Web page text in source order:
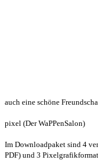
auch eine schöne
pixel (Der WaPPenSalon)
Im Downloadpaket sind 4
PDF) und 3